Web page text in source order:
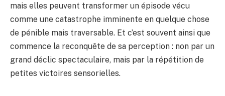
mais elles peuvent transformer un épisode vécu
comme une catastrophe imminente en quelque chose
de pénible mais traversable. Et c’est souvent ainsi que
commence la reconquête de sa perception : non par un
grand déclic spectaculaire, mais par la répétition de
petites victoires sensorielles.